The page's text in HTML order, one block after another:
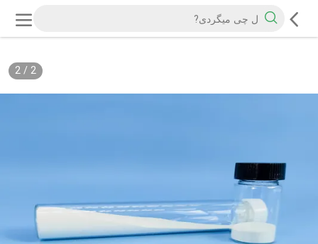
2
/
2